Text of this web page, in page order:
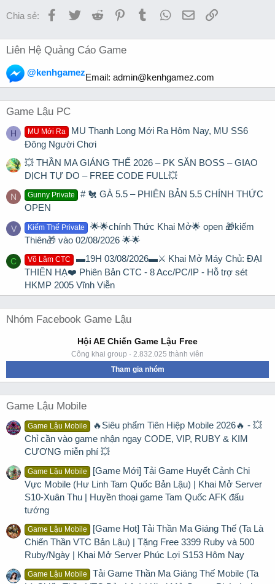
Chia sẻ: Facebook
TwitterReddit PinterestTumblrWhatsApp
EmailLink
Liên Hệ Quảng Cáo Game
@kenhgamezEmail: admin@kenhgamez.com
Game Lậu PC
H MU Mới Ra
MU Thanh Long Mới Ra Hôm Nay, MU SS6
Đông Người Chơi
💥 THẦN MA GIÁNG THẾ 2026 – PK SĂN BOSS – GIAO
DỊCH TỰ DO – FREE CODE FULL💥
N Gunny Private
# 🐔 GÀ 5.5 – PHIÊN BẢN 5.5 CHÍNH THỨC
OPEN
V Kiếm Thế Private
🌟🌟chính Thức Khai Mở🌟 open 🎁kiếm
Thiên🎁 vào 02/08/2026 🌟🌟
C Võ Lâm CTC
▬19H 03/08/2026▬⚔️ Khai Mở Máy Chủ: ĐẠI
THIÊN HẠ❤️ Phiên Bản CTC - 8 Acc/PC/IP - Hỗ trợ sét
HKMP 2005 Vĩnh Viễn
Nhóm Facebook Game Lậu
Hội AE Chiến Game Lậu Free
Công khai group · 2.832.025 thành viên
Tham gia nhóm
Game Lậu Mobile
Game Lậu Mobile
🔥Siêu phẩm Tiên Hiệp Mobile 2026🔥 - 💥
Chỉ cần vào game nhận ngay CODE, VIP, RUBY & KIM
CƯƠNG miễn phí 💥
Game Lậu Mobile
[Game Mới] Tải Game Huyết Cảnh Chi
Vực Mobile (Hư Linh Tam Quốc Bản Lậu) | Khai Mở Server
S10-Xuân Thu | Huyền thoại game Tam Quốc AFK đấu
tướng
Game Lậu Mobile
[Game Hot] Tải Thần Ma Giáng Thế (Ta Là
Chiến Thần VTC Bản Lậu) | Tặng Free 3399 Ruby và 500
Ruby/Ngày | Khai Mở Server Phúc Lợi S153 Hôm Nay
Game Lậu Mobile
Tải Game Thần Ma Giáng Thế Mobile (Ta